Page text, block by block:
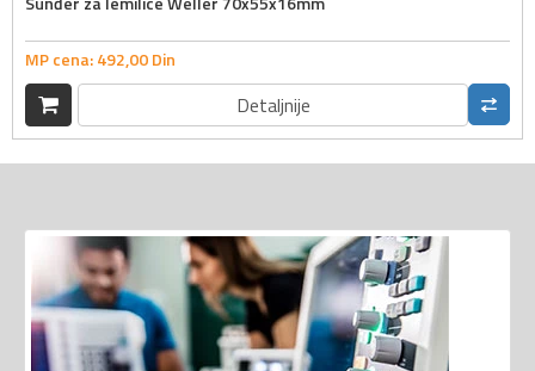
MP cena:492,00Din
Detaljnije